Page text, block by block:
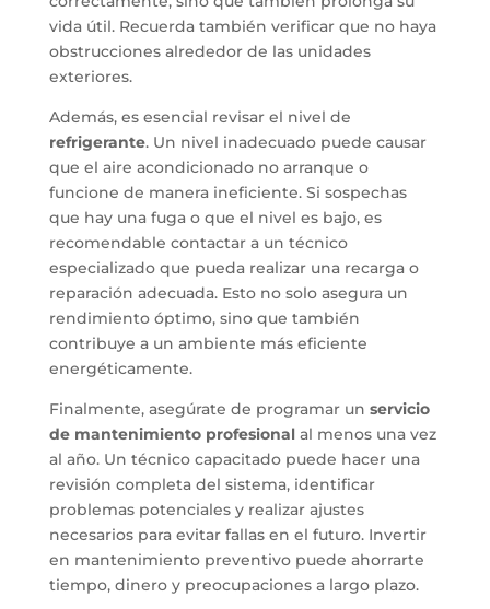
vida útil. Recuerda también verificar que no haya
obstrucciones alrededor de las unidades
exteriores.
Además, es esencial revisar el nivel de
refrigerante. Un nivel inadecuado puede causar
que el aire acondicionado no arranque o
funcione de manera ineficiente. Si sospechas
que hay una fuga o que el nivel es bajo, es
recomendable contactar a un técnico
especializado que pueda realizar una recarga o
reparación adecuada. Esto no solo asegura un
rendimiento óptimo, sino que también
contribuye a un ambiente más eficiente
energéticamente.
Finalmente, asegúrate de programar un servicio
de mantenimiento profesionalal menos una vez
al año. Un técnico capacitado puede hacer una
revisión completa del sistema, identificar
problemas potenciales y realizar ajustes
necesarios para evitar fallas en el futuro. Invertir
en mantenimiento preventivo puede ahorrarte
tiempo, dinero y preocupaciones a largo plazo.